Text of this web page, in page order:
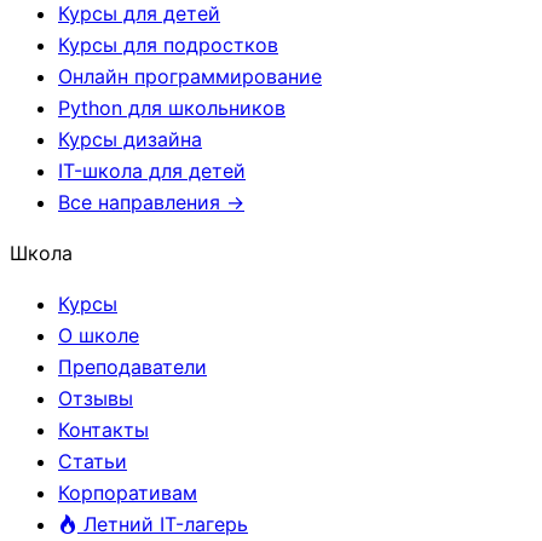
Курсы для детей
Курсы для подростков
Онлайн программирование
Python для школьников
Курсы дизайна
IT-школа для детей
Все направления →
Школа
Курсы
О школе
Преподаватели
Отзывы
Контакты
Статьи
Корпоративам
Летний IT-лагерь